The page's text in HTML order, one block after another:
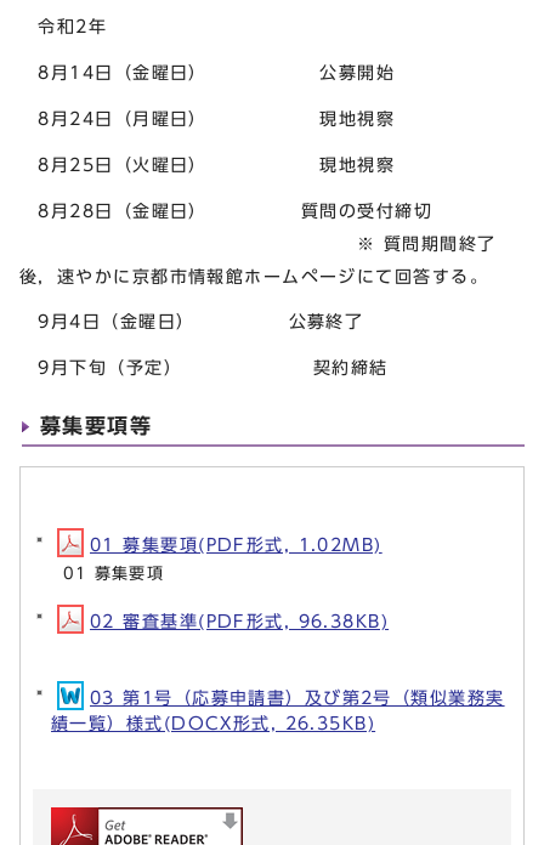
令和2年
8月14日（金曜日） 公募開始
8月24日（月曜日） 現地視察
8月25日（火曜日） 現地視察
8月28日（金曜日） 質問の受付締切
※ 質問期間終了
後，速やかに京都市情報館ホームページにて回答する。
9月4日（金曜日） 公募終了
9月下旬（予定） 契約締結
募集要項等
01 募集要項(PDF形式, 1.02MB)
01 募集要項
02 審査基準(PDF形式, 96.38KB)
03 第1号（応募申請書）及び第2号（類似業務実
績一覧）様式(DOCX形式, 26.35KB)